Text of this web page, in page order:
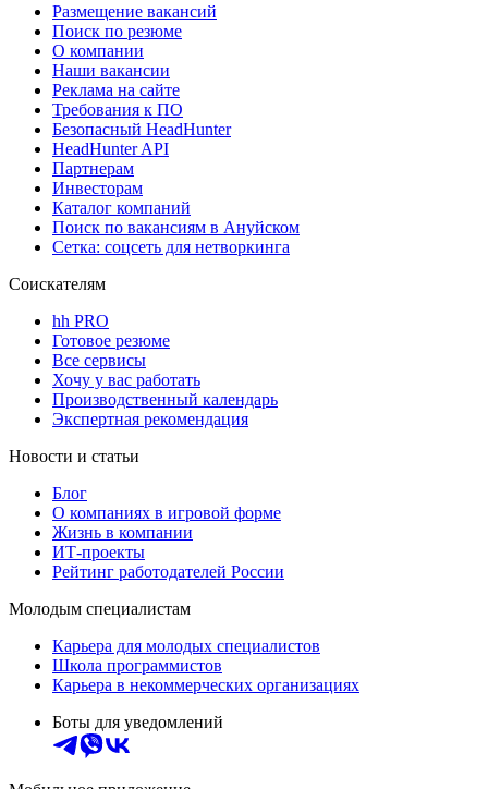
Размещение вакансий
Поиск по резюме
О компании
Наши вакансии
Реклама на сайте
Требования к ПО
Безопасный HeadHunter
HeadHunter API
Партнерам
Инвесторам
Каталог компаний
Поиск по вакансиям в Ануйском
Сетка: соцсеть для нетворкинга
Соискателям
hh PRO
Готовое резюме
Все сервисы
Хочу у вас работать
Производственный календарь
Экспертная рекомендация
Новости и статьи
Блог
О компаниях в игровой форме
Жизнь в компании
ИТ-проекты
Рейтинг работодателей России
Молодым специалистам
Карьера для молодых специалистов
Школа программистов
Карьера в некоммерческих организациях
Боты для уведомлений